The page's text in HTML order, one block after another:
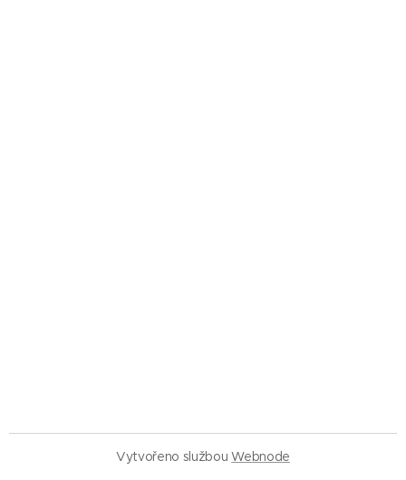
Vytvořeno službouWebnode